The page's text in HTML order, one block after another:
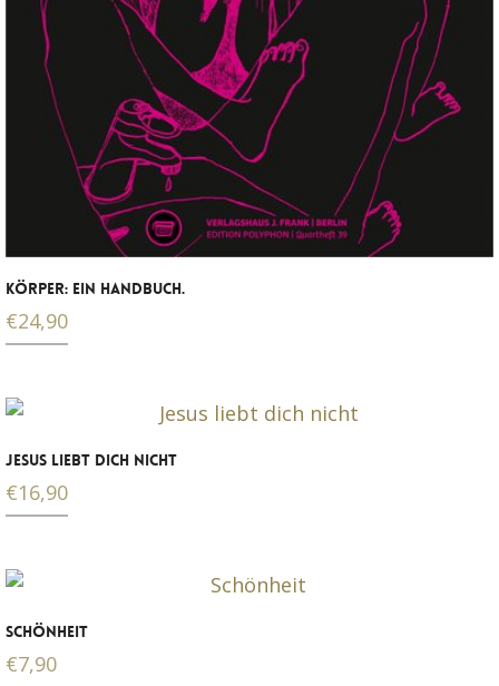
KÖRPER: EIN HANDBUCH.
€24,90
JESUS LIEBT DICH NICHT
€16,90
SCHÖNHEIT
€7,90